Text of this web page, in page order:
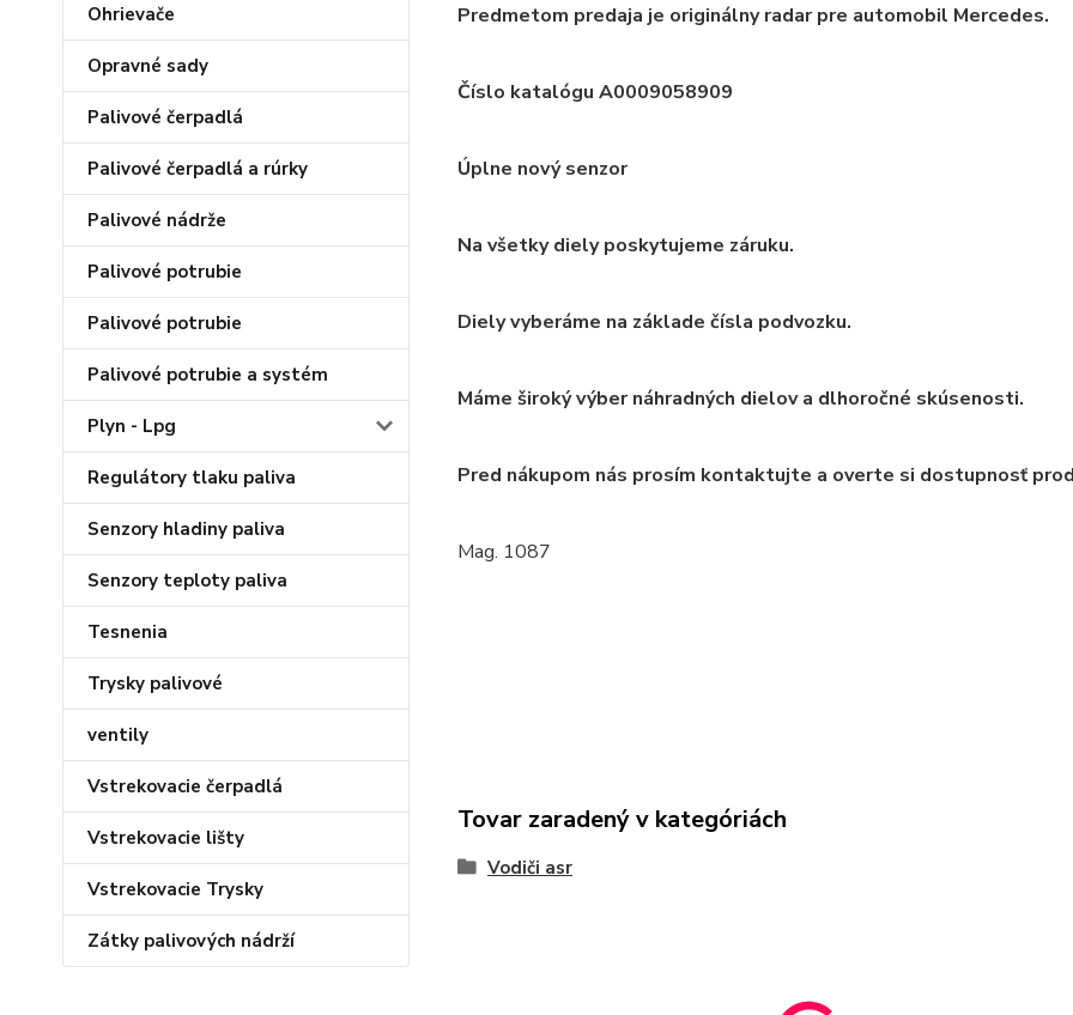
Ohrievače
Opravné sady
Palivové čerpadlá
Palivové čerpadlá a rúrky
Palivové nádrže
Palivové potrubie
Palivové potrubie
Palivové potrubie a systém
Plyn - Lpg
Regulátory tlaku paliva
Senzory hladiny paliva
Senzory teploty paliva
Tesnenia
Trysky palivové
ventily
Vstrekovacie čerpadlá
Vstrekovacie lišty
Vstrekovacie Trysky
Zátky palivových nádrží
Predmetom predaja je originálny radar pre automobil Mercedes.
Číslo katalógu A0009058909
Úplne nový senzor
Na všetky diely poskytujeme záruku.
Diely vyberáme na základe čísla podvozku.
Máme široký výber náhradných dielov a dlhoročné skúsenosti.
Pred nákupom nás prosím kontaktujte a overte si dostupnosť
Mag. 1087
Tovar zaradený v kategóriách
Vodiči asr